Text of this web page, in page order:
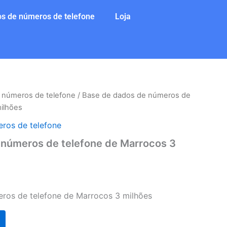
de números de telefone Loja
de telefone / Base de dados de números de
de telefone
de telefone de Marrocos 3
de telefone de Marrocos 3 milhões